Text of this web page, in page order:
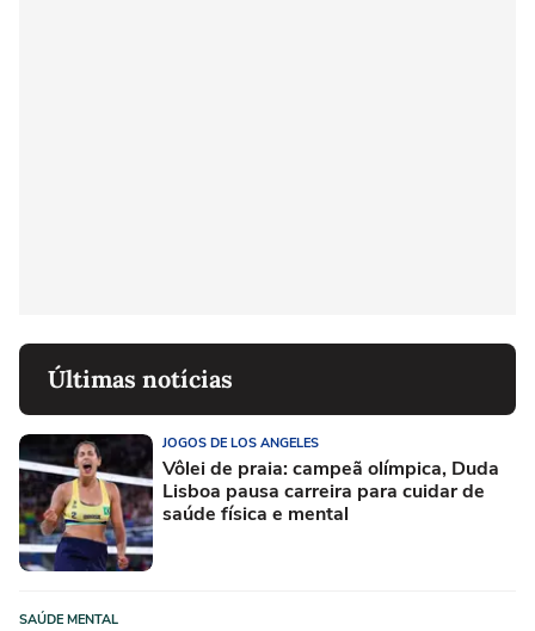
Últimas notícias
JOGOS DE LOS ANGELES
Vôlei de praia: campeã olímpica, Duda
Lisboa pausa carreira para cuidar de
saúde física e mental
SAÚDE MENTAL